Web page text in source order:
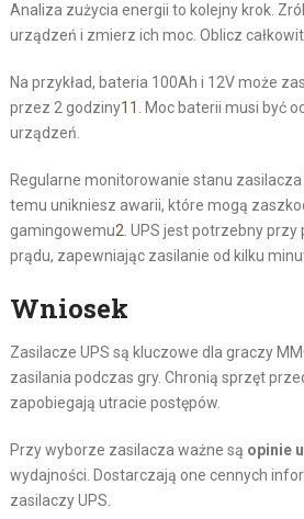
Analiza zużycia energii to kolejny krok.
urządzeń i zmierz ich moc. Oblicz
Na przykład, bateria 100Ah i 12V może
przez 2 godziny11 . Moc baterii musi być
urządzeń.
Regularne monitorowanie stanu zasilacza
temu unikniesz awarii, które mogą
gamingowemu2. UPS jest potrzebny
prądu, zapewniając zasilanie od kilku
Wniosek
Zasilacze UPS są kluczowe dla graczy
zasilania podczas gry. Chronią sprzęt
zapobiegają utracie postępów.
Przy wyborze zasilacza ważne są opinie
wydajności. Dostarczają one cennych
zasilaczy UPS.